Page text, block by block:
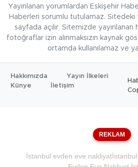
Yayınlanan yorumlardan Eskişehir
Haberleri sorumlu tutulamaz. Sitedeki
sayfada açılır. Sitemizde yayınlanan
fotoğraflar izin alınmaksızın kaynak
ortamda kullanılamaz ve
Hakkımızda
Yayın İlkeleri
Künye
İletişim
REKLAM
İstanbul evden eve nakliyat